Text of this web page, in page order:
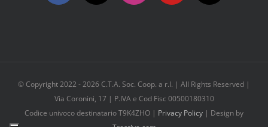
© Copyright 2022 -2026 C.T.A. Soc. Coop. a r.l. | All Rights Reserved |
Via Coronini, 17 | P.IVA e Cod Fisc 00500180310
Codice univoco destinatario T9K4ZHO | Privacy Policy | Design by